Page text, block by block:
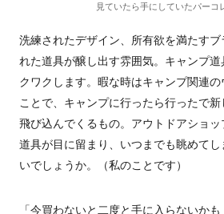
見ていたら手にしていたパーコ
洗練されたデザイン、所有欲を満たすブ
れた道具が醸し出す雰囲気。キャンプ
クワクします。暇な時はキャンプ関連
ことで、キャンプに行ったら行ったで
飛び込んでくるもの。アウトドアショ
道具が目に留まり、いつまでも眺めて
いでしょうか。（私のことです）
「今買わないと二度と手に入らないかも